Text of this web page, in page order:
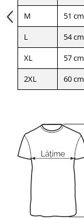
M 51 cm
L
54 cm
XL
57 cm
2XL
60 cm